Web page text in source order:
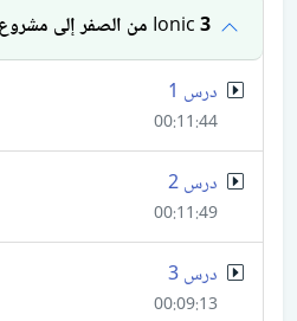
Ionic 3 من الصفر إلى مشروع كامل
درس 1
00:11:44
درس 2
00:11:49
درس 3
00:09:13